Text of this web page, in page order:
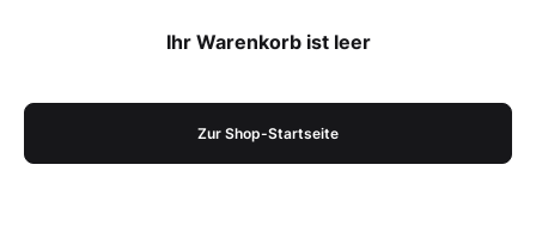
Ihr Warenkorb ist leer
Zur Shop-Startseite